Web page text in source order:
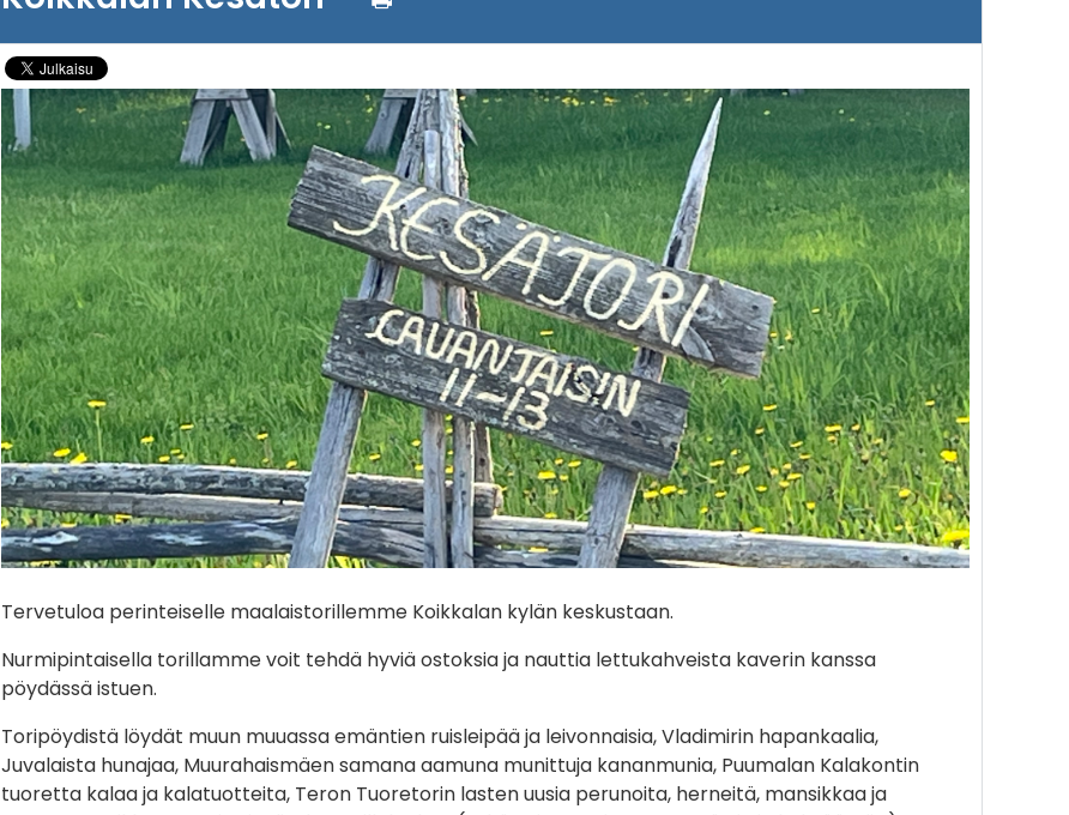
Tervetuloa perinteiselle maalaistorillemme Koikkalan kylän keskustaan.
Nurmipintaisella torillamme voit tehdä hyviä ostoksia ja nauttia lettukahveista kaverin kanssa
pöydässä istuen.
Toripöydistä löydät muun muuassa emäntien ruisleipää ja leivonnaisia, Vladimirin hapankaalia,
Juvalaista hunajaa, Muurahaismäen samana aamuna munittuja kananmunia, Puumalan Kalakontin
tuoretta kalaa ja kalatuotteita, Teron Tuoretorin lasten uusia perunoita, herneitä, mansikkaa ja